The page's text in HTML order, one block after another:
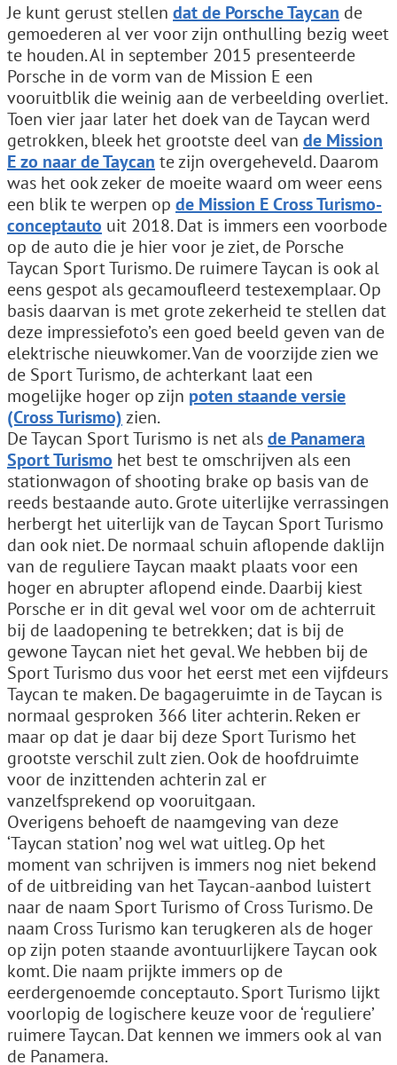
Je kunt gerust stellen dat de Porsche Taycan de
gemoederen al ver voor zijn onthulling bezig weet
te houden. Al in september 2015 presenteerde
Porsche in de vorm van de Mission E een
vooruitblik die weinig aan de verbeelding overliet.
Toen vier jaar later het doek van de Taycan werd
getrokken, bleek het grootste deel van de Mission
E zo naar de Taycan te zijn overgeheveld. Daarom
was het ook zeker de moeite waard om weer eens
een blik te werpen op de Mission E Cross Turismo-
conceptauto uit 2018. Dat is immers een voorbode
op de auto die je hier voor je ziet, de Porsche
Taycan Sport Turismo. De ruimere Taycan is ook al
eens gespot als gecamoufleerd testexemplaar. Op
basis daarvan is met grote zekerheid te stellen dat
deze impressiefoto’s een goed beeld geven van de
elektrische nieuwkomer. Van de voorzijde zien we
de Sport Turismo, de achterkant laat een
mogelijke hoger op zijn poten staande versie
(Cross Turismo)zien.
De Taycan Sport Turismo is net alsde Panamera
Sport Turismo het best te omschrijven als een
stationwagon of shooting brake op basis van de
reeds bestaande auto. Grote uiterlijke verrassingen
herbergt het uiterlijk van de Taycan Sport Turismo
dan ook niet. De normaal schuin aflopende daklijn
van de reguliere Taycan maakt plaats voor een
hoger en abrupter aflopend einde. Daarbij kiest
Porsche er in dit geval wel voor om de achterruit
bij de laadopening te betrekken; dat is bij de
gewone Taycan niet het geval. We hebben bij de
Sport Turismo dus voor het eerst met een vijfdeurs
Taycan te maken. De bagageruimte in de Taycan is
normaal gesproken 366 liter achterin. Reken er
maar op dat je daar bij deze Sport Turismo het
grootste verschil zult zien. Ook de hoofdruimte
voor de inzittenden achterin zal er
vanzelfsprekend op vooruitgaan.
Overigens behoeft de naamgeving van deze
‘Taycan station’ nog wel wat uitleg. Op het
moment van schrijven is immers nog niet bekend
of de uitbreiding van het Taycan-aanbod luistert
naar de naam Sport Turismo of Cross Turismo. De
naam Cross Turismo kan terugkeren als de hoger
op zijn poten staande avontuurlijkere Taycan ook
komt. Die naam prijkte immers op de
eerdergenoemde conceptauto. Sport Turismo lijkt
voorlopig de logischere keuze voor de ‘reguliere’
ruimere Taycan. Dat kennen we immers ook al van
de Panamera.